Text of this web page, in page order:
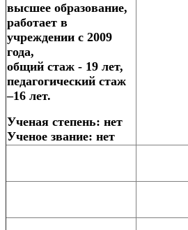
высшее образование,
работает в
учреждении с 2009
года,
общий стаж - 19 лет,
педагогический стаж
–16 лет.
Ученая степень: нет
Ученое звание: нет